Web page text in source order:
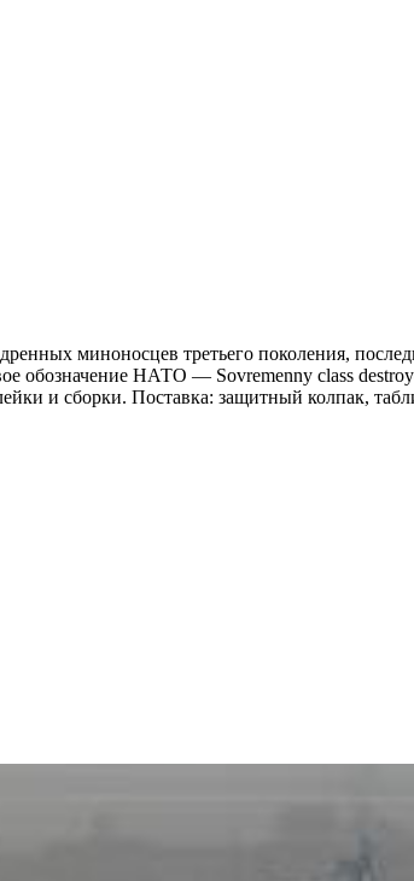
миноносцев третьего поколения,
обозначение НАТО — Sovremenny class
и сборки. Поставка: защитный колпак,